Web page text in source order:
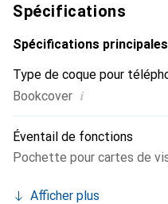
Spécifications
Spécifications principales
Type de coque pour
Bookcover i
Éventail de fonctions
Pochette pour cartes de
Afficher plus